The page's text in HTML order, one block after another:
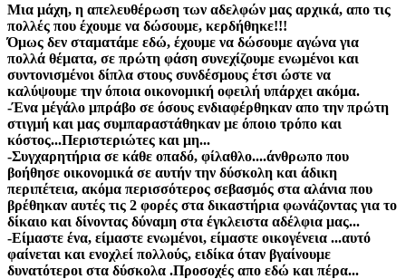
Μια μάχη, η απελευθέρωση των αδελφών μας αρχικά, απο τις
πολλές που έχουμε να δώσουμε, κερδήθηκε!!!
Όμως δεν σταματάμε εδώ, έχουμε να δώσουμε αγώνα για
πολλά θέματα, σε πρώτη φάση συνεχίζουμε ενωμένοι και
συντονισμένοι δίπλα στους συνδέσμους έτσι ώστε να
καλύψουμε την όποια οικονομική οφειλή υπάρχει ακόμα.
-Ένα μέγάλο μπράβο σε όσους ενδιαφέρθηκαν απο την πρώτη
στιγμή και μας συμπαραστάθηκαν με όποιο τρόπο και
κόστος...Περιστεριώτες και μη...
-Συγχαρητήρια σε κάθε οπαδό, φίλαθλο....άνθρωπο που
βοήθησε οικονομικά σε αυτήν την δύσκολη και άδικη
περιπέτεια, ακόμα περισσότερος σεβασμός στα αλάνια που
βρέθηκαν αυτές τις 2 φορές στα δικαστήρια φωνάζοντας για το
δίκαιο και δίνοντας δύναμη στα έγκλειστα αδέλφια μας...
-Είμαστε ένα, είμαστε ενωμένοι, είμαστε οικογένεια ...αυτό
φαίνεται και ενοχλεί πολλούς, ειδίκα όταν βγαίνουμε
δυνατότεροι στα δύσκολα .Προσοχές απο εδώ και πέρα...